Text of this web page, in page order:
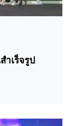
ำเร็จรูป